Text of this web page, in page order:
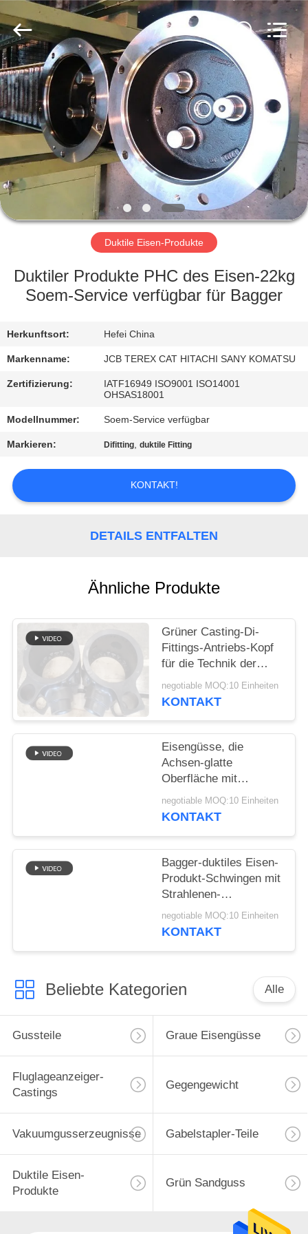
HAUS
PRODUKTE
ÜBER
UNS
FABRIK-
AUSFLUG
QUALITÄTSKONTROLLE
TRETEN
SIE
MIT
IN
VERBINDUNG
NACHRICHTEN
FORDERN
SITEMAP
PRIVACY
POLICY
Forging
Factory.
All
Rights
Reserved.
Developed
by
ECER
Duktile Eisen-Produkte
Duktiler Produkte PHC des Eisen-22kg
Soem-Service verfügbar für Bagger
Herkunftsort: Hefei China
Markenname: JCB TEREX CAT HITACHI SANY KOMATSU
Zertifizierung:
IATF16949 ISO9001 ISO14001
OHSAS18001
Modellnummer: Soem-Service verfügbar
Markieren: Difitting,duktile Fitting
KONTAKT!
DETAILS ENTFALTEN
Ähnliche Produkte
Grüner Casting-Di-
Fittings-Antriebs-Kopf
für die Technik der
Maschinerie
negotiable MOQ:10 Einheiten
KONTAKT
Eisengüsse, die
Achsen-glatte
Oberfläche mit
genauem Maß steuern
negotiable MOQ:10 Einheiten
KONTAKT
Bagger-duktiles Eisen-
Produkt-Schwingen mit
Strahlenen-
Oberflächenbehandlung
negotiable MOQ:10 Einheiten
KONTAKT
Beliebte Kategorien Alle
Gussteile Graue Eisengüsse
Fluglageanzeiger-
Castings
Gegengewicht
Vakuumgusserzeugnisse Gabelstapler-Teile
Duktile Eisen-
Produkte
Grün Sandguss